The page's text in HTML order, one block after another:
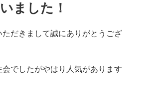
ました！
だきまして誠にありがとうござ
でしたがやはり人気があります